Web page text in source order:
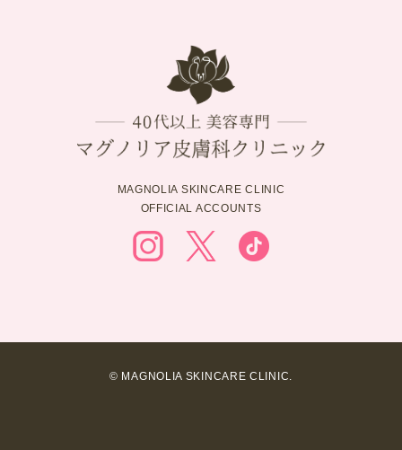
MAGNOLIA SKINCARE CLINIC
OFFICIAL ACCOUNTS
© MAGNOLIA SKINCARE CLINIC.